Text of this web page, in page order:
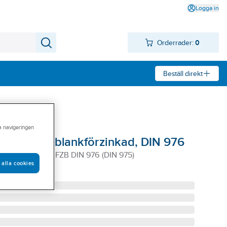
Logga in
Orderrader: 0
Beställ direkt
HGS 8.8 blankförzinkad, DIN 976
8.8 M8X1000 FZB DIN 976 (DIN 975)
navigeringen
alla cookies